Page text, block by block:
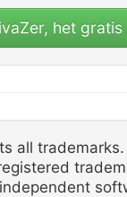
het
all trademarks.